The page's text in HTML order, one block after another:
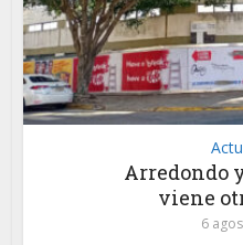
Arredondo
viene
6